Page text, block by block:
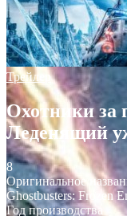
Трейлер
Охотники за
Леденящий
8
Оригинальное
Ghostbusters: Frozen
Год производства